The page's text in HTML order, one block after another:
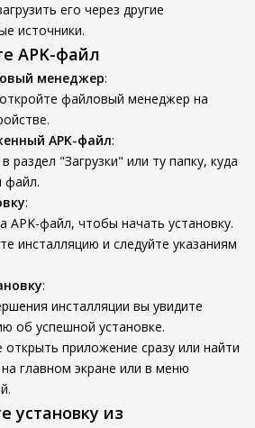
его через другие
источники.
APK-файл
менеджер:
файловый менеджер на
APK-файл:
раздел "Загрузки" или ту папку, куда
файл.
:
APK-файл, чтобы начать установку.
инсталляцию и следуйте указаниям
:
инсталляции вы увидите
об успешной установке.
приложение сразу или найти
на главном экране или в меню
установку из